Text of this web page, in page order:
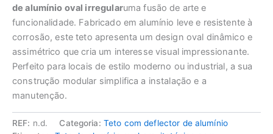
de alumínio oval irregularuma fusão de arte e
funcionalidade. Fabricado em alumínio leve e resistente à
corrosão, este teto apresenta um design oval dinâmico e
assimétrico que cria um interesse visual impressionante.
Perfeito para locais de estilo moderno ou industrial, a sua
construção modular simplifica a instalação e a
manutenção.
REF: n.d. Categoria: Teto com deflector de alumínio